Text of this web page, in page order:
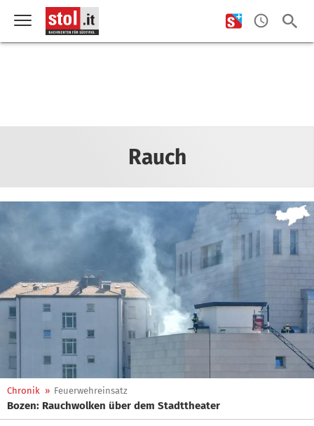
Rauch
Chronik » Feuerwehreinsatz
Bozen: Rauchwolken über dem Stadttheater